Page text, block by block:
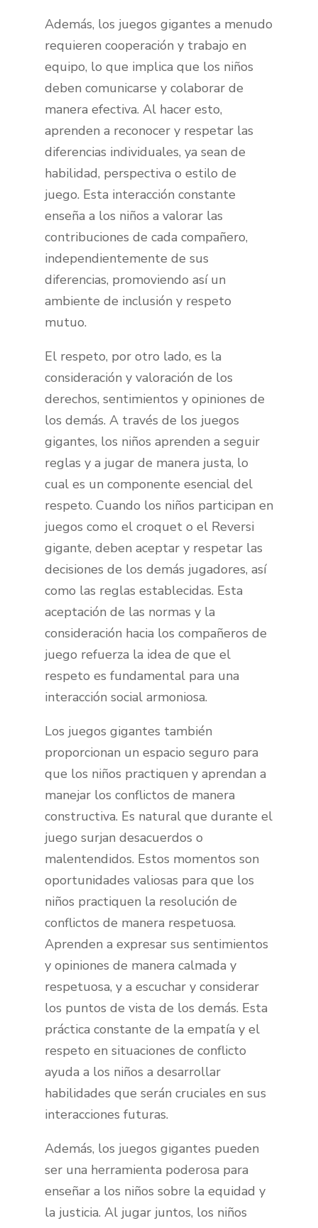
Además, los juegos gigantes a menudo
requieren cooperación y trabajo en
equipo, lo que implica que los niños
deben comunicarse y colaborar de
manera efectiva. Al hacer esto,
aprenden a reconocer y respetar las
diferencias individuales, ya sean de
habilidad, perspectiva o estilo de
juego. Esta interacción constante
enseña a los niños a valorar las
contribuciones de cada compañero,
independientemente de sus
diferencias, promoviendo así un
ambiente de inclusión y respeto
mutuo.
El respeto, por otro lado, es la
consideración y valoración de los
derechos, sentimientos y opiniones de
los demás. A través de los juegos
gigantes, los niños aprenden a seguir
reglas y a jugar de manera justa, lo
cual es un componente esencial del
respeto. Cuando los niños participan en
juegos como el croquet o el Reversi
gigante, deben aceptar y respetar las
decisiones de los demás jugadores, así
como las reglas establecidas. Esta
aceptación de las normas y la
consideración hacia los compañeros de
juego refuerza la idea de que el
respeto es fundamental para una
interacción social armoniosa.
Los juegos gigantes también
proporcionan un espacio seguro para
que los niños practiquen y aprendan a
manejar los conflictos de manera
constructiva. Es natural que durante el
juego surjan desacuerdos o
malentendidos. Estos momentos son
oportunidades valiosas para que los
niños practiquen la resolución de
conflictos de manera respetuosa.
Aprenden a expresar sus sentimientos
y opiniones de manera calmada y
respetuosa, y a escuchar y considerar
los puntos de vista de los demás. Esta
práctica constante de la empatía y el
respeto en situaciones de conflicto
ayuda a los niños a desarrollar
habilidades que serán cruciales en sus
interacciones futuras.
Además, los juegos gigantes pueden
ser una herramienta poderosa para
enseñar a los niños sobre la equidad y
la justicia. Al jugar juntos, los niños